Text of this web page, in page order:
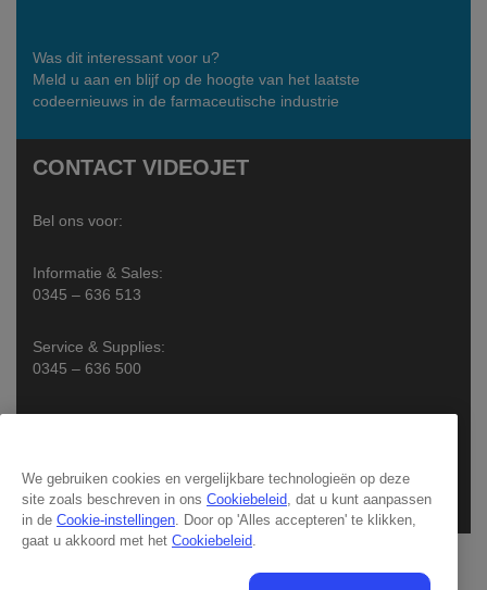
Was dit interessant voor u?
Meld u aan en blijf op de hoogte van het laatste
codeernieuws in de farmaceutische industrie
CONTACT VIDEOJET
Bel ons voor:
Informatie & Sales:
0345 – 636 513
Service & Supplies:
0345 – 636 500
Een e-mail sturen
Volg ons op:
© 2026 Videojet Technologies Inc.
We gebruiken cookies en vergelijkbare technologieën op deze
site zoals beschreven in ons Cookiebeleid, dat u kunt aanpassen
in de Cookie-instellingen. Door op 'Alles accepteren' te klikken,
gaat u akkoord met het Cookiebeleid.